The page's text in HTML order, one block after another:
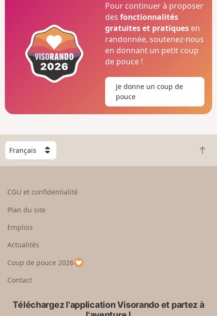
Pour continuer à proposer
desfonctionnalités
gratuites et pratiques en
randonnée, soutenez-nous
en donnant un petit coup
de pouce !
Je donne un coup de
pouce
C
h
o
e
u
p
a
R
e
CGU et confidentialité
Plan du site
Emplois
Actualités
Coup de pouce 2026
Contact
Téléchargez l'application Visorando et partez à